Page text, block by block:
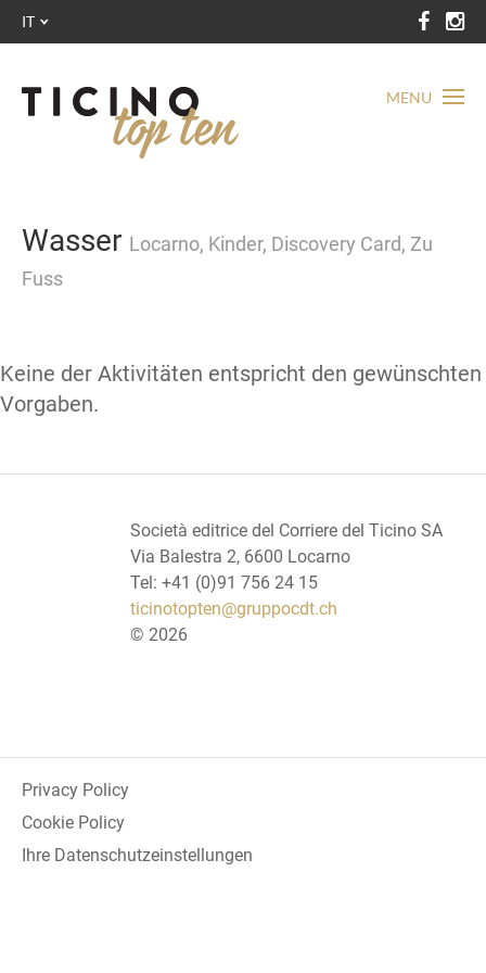
MENU
IT
Wasser Locarno, Kinder, Discovery Card, Zu
Fuss
Keine der Aktivitäten entspricht den gewünschten
Vorgaben.
Società editrice del Corriere del Ticino SA
Via Balestra 2, 6600 Locarno
Tel: +41 (0)91 756 24 15
ticinotopten@gruppocdt.ch
© 2026
Privacy Policy
Cookie Policy
Ihre Datenschutzeinstellungen